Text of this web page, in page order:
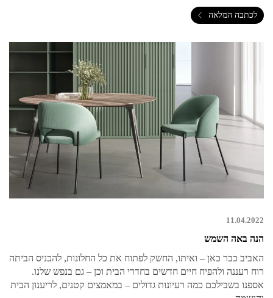
לכתבה המלאה
11.04.2022
הנה באה השמש
האביב כבר כאן – ואיתו, החשק לפתוח את כל החלונות, להכניס הביתה
רוח רעננה ולהפיח חיים חדשים בחדרי הבית וכן – גם בנפש שלנו.
אספנו בשבילכם כמה רעיונות גדולים – במאמצים קטנים, לריענון הבית